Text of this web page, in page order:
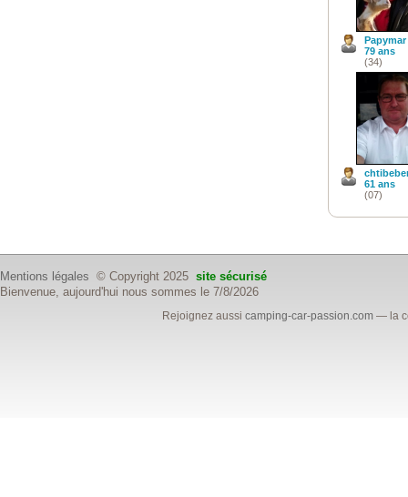
Papymar
79 ans
(34)
61 ans
(07)
Mentions légales © Copyright 2025 site sécurisé
Bienvenue, aujourd'hui nous sommes le 7/8/2026
Rejoignez aussicamping-car-passion.com — la